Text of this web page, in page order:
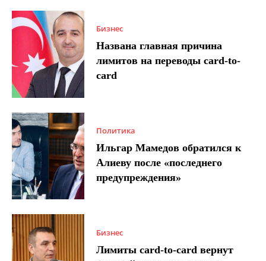
Бизнес
Названа главная причина
лимитов на переводы card-to-
card
Политика
Ильгар Мамедов обратился к
Алиеву после «последнего
предупреждения»
Бизнес
Лимиты card-to-card вернут